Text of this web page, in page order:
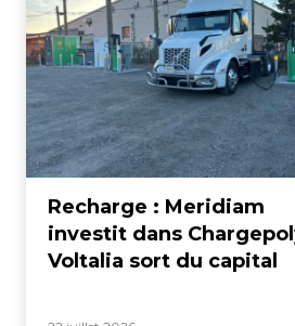
Recharge : Meridiam
investit dans
Voltalia sort du capital